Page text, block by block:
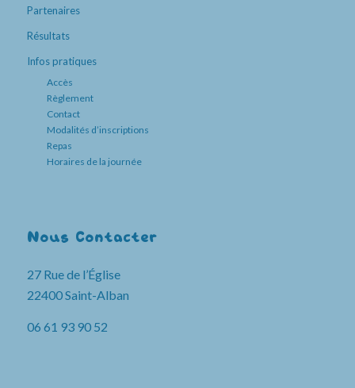
Partenaires
Résultats
Infos pratiques
Accès
Règlement
Contact
Modalités d’inscriptions
Repas
Horaires de la journée
Nous Contacter
27 Rue de l’Église
22400 Saint-Alban
06 61 93 90 52